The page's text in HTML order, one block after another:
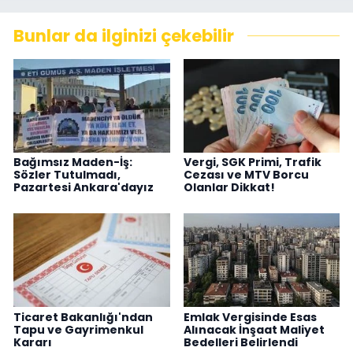
Bunlar da ilginizi çekebilir
Bağımsız Maden-İş:
Sözler Tutulmadı,
Pazartesi Ankara'dayız
Vergi, SGK Primi, Trafik
Cezası ve MTV Borcu
Olanlar Dikkat!
Ticaret Bakanlığı'ndan
Tapu ve Gayrimenkul
Kararı
Emlak Vergisinde Esas
Alınacak İnşaat Maliyet
Bedelleri Belirlendi